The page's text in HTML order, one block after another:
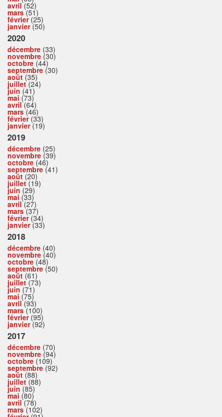
avril(52)
mars(51)
février(25)
janvier(50)
2020
décembre (33)
novembre (30)
octobre (44)
septembre (30)
août (35)
juillet(24)
juin (41)
mai (73)
avril(64)
mars(46)
février(33)
janvier(19)
2019
décembre (25)
novembre (39)
octobre (46)
septembre (41)
août (20)
juillet(19)
juin (29)
mai (33)
avril(27)
mars(37)
février(34)
janvier(33)
2018
décembre (40)
novembre (40)
octobre (48)
septembre (50)
août (61)
juillet(73)
juin (71)
mai (75)
avril(93)
mars(100)
février(95)
janvier(92)
2017
décembre (70)
novembre (94)
octobre (109)
septembre (92)
août (88)
juillet(88)
juin (85)
mai (80)
avril(78)
mars(102)